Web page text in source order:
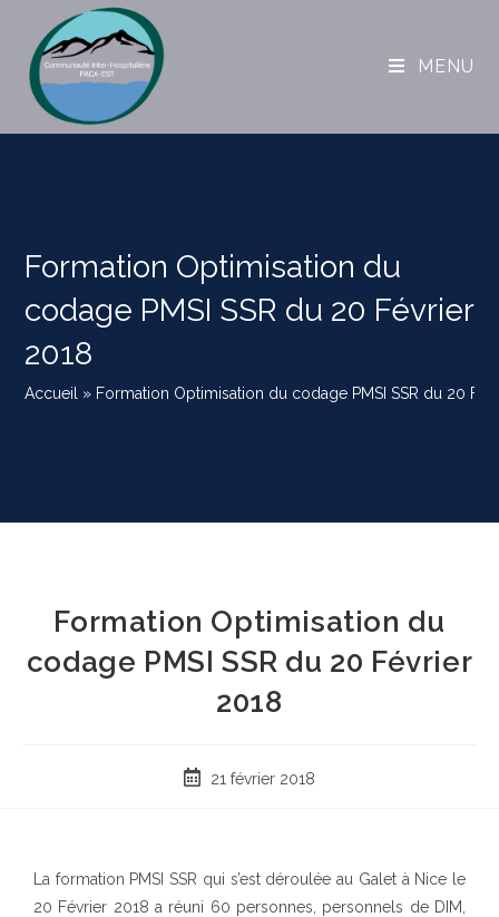
MENU
Formation Optimisation du
codage PMSI SSR du 20 Février
2018
Accueil » Formation Optimisation du codage PMSI SSR du 20
Formation Optimisation du
codage PMSI SSR du 20 Février
2018
21 février 2018
La formation PMSI SSR qui s’est déroulée au Galet à Nice le
20 Février 2018 a réuni 60 personnes, personnels de DIM,